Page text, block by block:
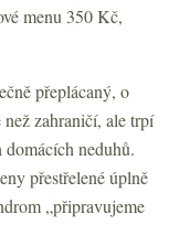
menu 350 Kč,
přeplácaný, o
zahraničí, ale trpí
neduhů.
přestřelené úplně
„připravujeme